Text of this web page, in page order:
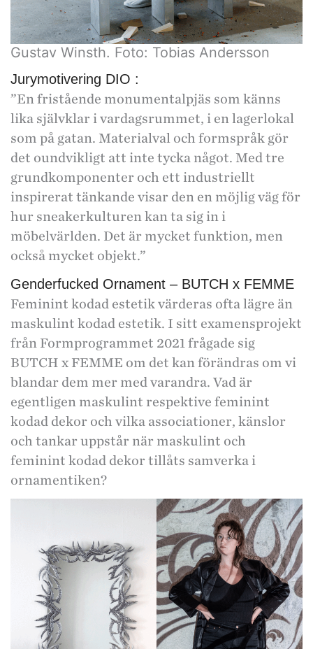
Gustav Winsth. Foto: Tobias Andersson
Jurymotivering DIO :
”En fristående monumentalpjäs som känns
lika självklar i vardagsrummet, i en lagerlokal
som på gatan. Materialval och formspråk gör
det oundvikligt att inte tycka något. Med tre
grundkomponenter och ett industriellt
inspirerat tänkande visar den en möjlig väg för
hur sneakerkulturen kan ta sig in i
möbelvärlden. Det är mycket funktion, men
också mycket objekt.”
Genderfucked Ornament – BUTCH x FEMME
Feminint kodad estetik värderas ofta lägre än
maskulint kodad estetik. I sitt examensprojekt
från Formprogrammet 2021 frågade sig
BUTCH x FEMME om det kan förändras om vi
blandar dem mer med varandra. Vad är
egentligen maskulint respektive feminint
kodad dekor och vilka associa­tioner, känslor
och tankar uppstår när maskulint och
feminint kodad dekor tillåts samverka i
ornamentiken?